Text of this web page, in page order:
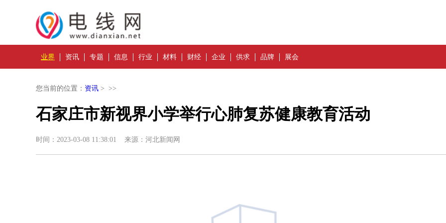
业界 资讯 专题 信息 行业 材料 财经 企业 供求 品牌 展会
您当前的位置： 资讯 > >>
石家庄市新视界小学举行心肺复苏健康教育活动
时间：2023-03-08 11:38:01 来源：河北新闻网